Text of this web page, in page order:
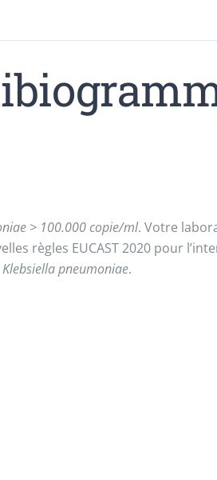
> 100.000 copie/ml. Votre
règles EUCAST 2020 pour
Klebsiella pneumoniae.